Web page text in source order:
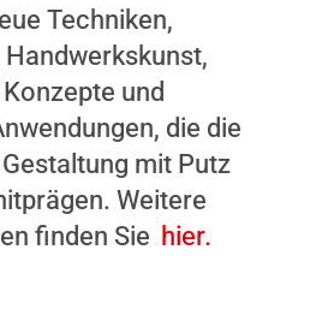
Techniken,
und
die die
mit Putz
Weitere
finden Sie hier.